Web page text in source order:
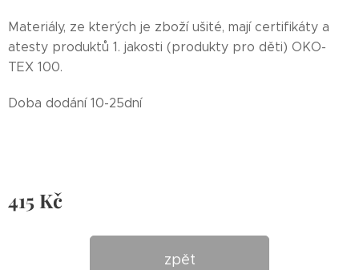
Materiály, ze kterých je zboží ušité, mají certifikáty a
atesty produktů 1. jakosti (produkty pro děti) OKO-
TEX 100.
Doba dodání 10-25dní
415 Kč
zpět